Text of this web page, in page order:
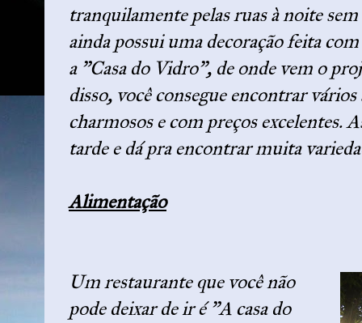
tranquilamente pelas ruas à noite
ainda possui uma decoração feita
a "Casa do Vidro", de onde vem o
disso, você consegue encontrar
charmosos e com preços excelentes.
tarde e dá pra encontrar muita
Alimentação
Um restaurante que você não
pode deixar de ir é "A casa do